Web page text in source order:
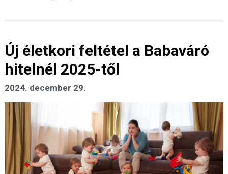
Új életkori feltétel a Babaváró
hitelnél 2025-től
2024. december 29.